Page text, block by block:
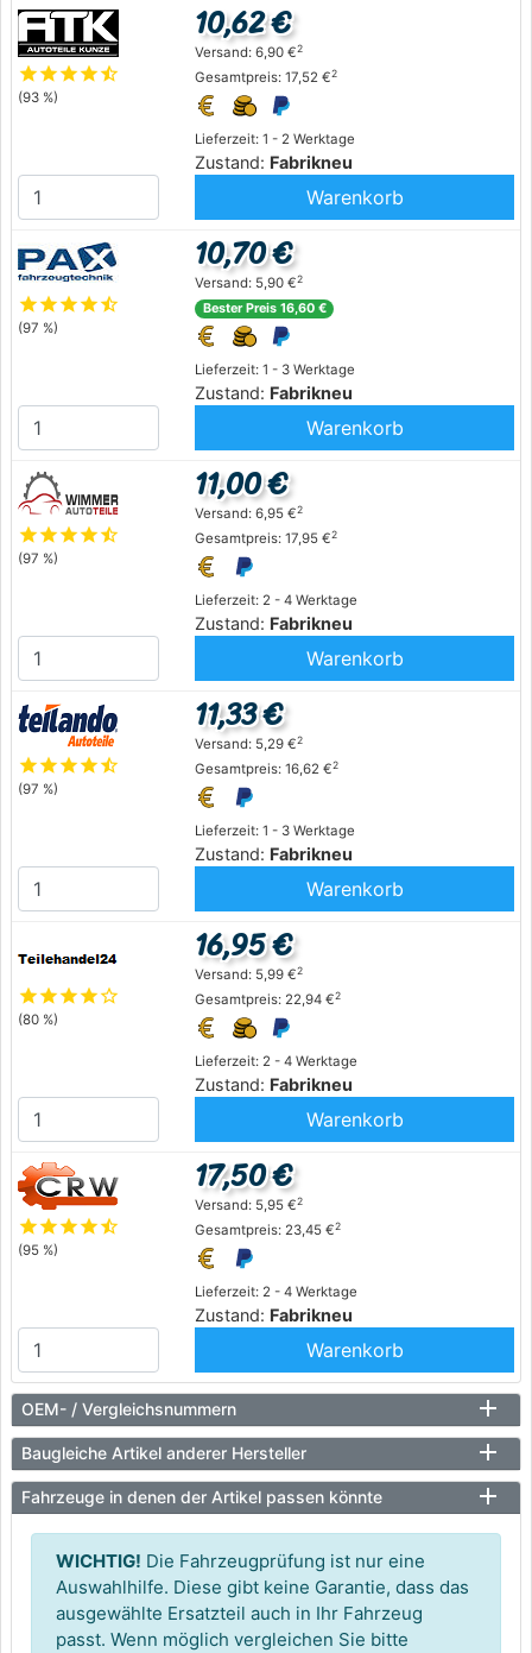
starstarstarstarstar_half
(93 %)
Lieferzeit: 1 - 2 Werktage
Zustand: Fabrikneu
10,62 €
Versand: 6,90 €2
Gesamtpreis: 17,52 €2
Warenkorb
starstarstarstarstar_half
(97 %)
Lieferzeit: 1 - 3 Werktage
Zustand: Fabrikneu
10,70 €
Versand: 5,90 €2
Bester Preis 16,60 €
Warenkorb
starstarstarstarstar_half
(97 %)
Lieferzeit: 2 - 4 Werktage
Zustand: Fabrikneu
11,00 €
Versand: 6,95 €2
Gesamtpreis: 17,95 €2
Warenkorb
starstarstarstarstar_half
(97 %)
Lieferzeit: 1 - 3 Werktage
Zustand: Fabrikneu
11,33 €
Versand: 5,29 €2
Gesamtpreis: 16,62 €2
Warenkorb
starstarstarstarstar_outline
(80 %)
Lieferzeit: 2 - 4 Werktage
Zustand: Fabrikneu
16,95 €
Versand: 5,99 €2
Gesamtpreis: 22,94 €2
Warenkorb
starstarstarstarstar_half
(95 %)
Lieferzeit: 2 - 4 Werktage
Zustand: Fabrikneu
17,50 €
Versand: 5,95 €2
Gesamtpreis: 23,45 €2
Warenkorb
OEM- / Vergleichsnummern
Baugleiche Artikel anderer Hersteller
Fahrzeuge in denen der Artikel passen könnte
WICHTIG! Die Fahrzeugprüfung ist nur eine
Auswahlhilfe. Diese gibt keine Garantie, dass das
ausgewählte Ersatzteil auch in Ihr Fahrzeug
passt. Wenn möglich vergleichen Sie bitte